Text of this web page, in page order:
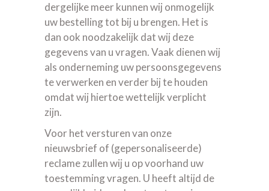
dergelijke meer kunnen wij onmogelijk
uw bestelling tot bij u brengen. Het is
dan ook noodzakelijk dat wij deze
gegevens van u vragen. Vaak dienen wij
als onderneming uw persoonsgegevens
te verwerken en verder bij te houden
omdat wij hiertoe wettelijk verplicht
zijn.
Voor het versturen van onze
nieuwsbrief of (gepersonaliseerde)
reclame zullen wij u op voorhand uw
toestemming vragen. U heeft altijd de